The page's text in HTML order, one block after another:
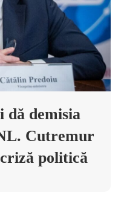
dă demisia
Cutremur
politică